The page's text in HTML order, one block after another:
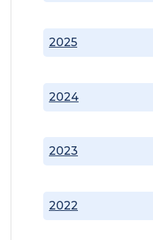
2022
2023
2024
2025